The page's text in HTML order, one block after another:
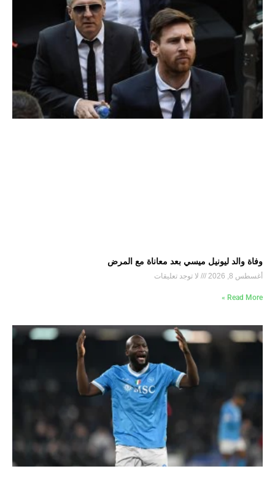
وفاة والد ليونيل ميسي بعد معاناة مع المرض
أغسطس 8, 2026 لا توجد تعليقات
Read More »